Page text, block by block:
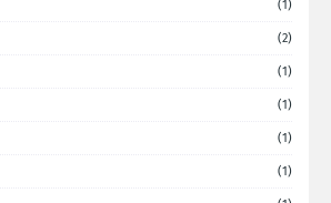
(1)
(2)
(1)
(1)
(1)
(1)